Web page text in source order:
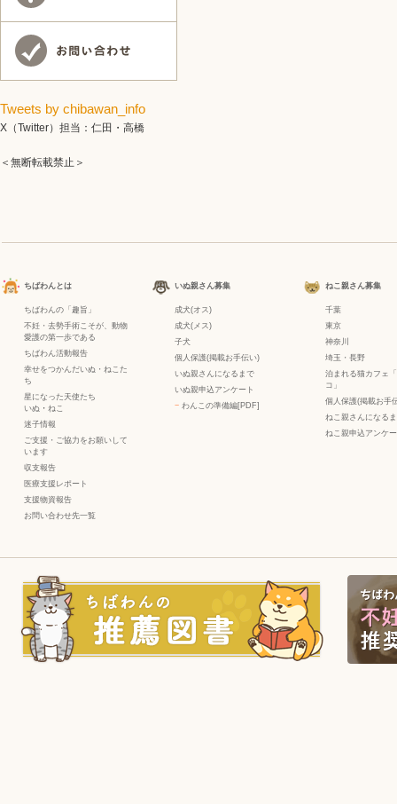
Tweets by chibawan_info
X（Twitter）担当：仁田・高橋
＜無断転載禁止＞
ちばわんとは
ちばわんの「趣旨」
不妊・去勢手術こそが、動物
愛護の第一歩である
ちばわん活動報告
幸せをつかんだいぬ・ねこた
ち
星になった天使たち
いぬ ・ ねこ
迷子情報
ご支援・ご協力をお願いして
います
収支報告
医療支援レポート
支援物資報告
お問い合わせ先一覧
いぬ親さん募集
成犬(オス)
成犬(メス)
子犬
個人保護(掲載お手伝い)
いぬ親さんになるまで
いぬ親申込アンケート
− わんこの準備編[PDF]
ねこ親さん募集
千葉
東京
神奈川
埼玉・長野
泊まれる猫カフェ
コ」
個人保護(掲載お手
ねこ親さんになる
ねこ親申込アンケ